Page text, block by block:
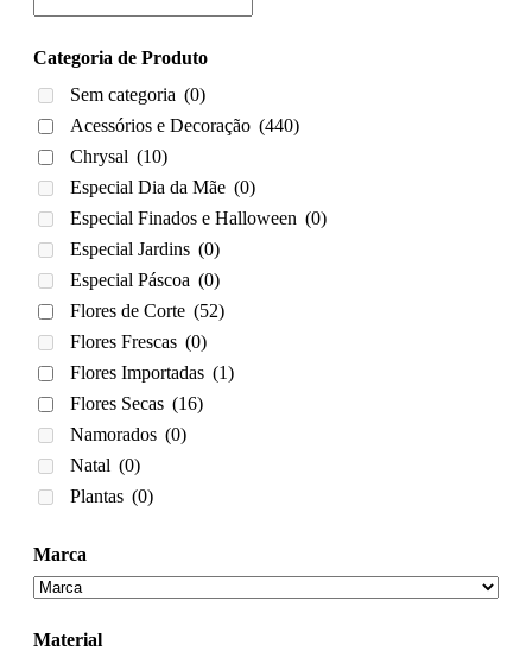
Categoria de Produto
Sem categoria (0)
Acessórios e Decoração (440)
Chrysal (10)
Especial Dia da Mãe (0)
Especial Finados e Halloween (0)
Especial Jardins (0)
Especial Páscoa (0)
Flores de Corte (52)
Flores Frescas (0)
Flores Importadas (1)
Flores Secas (16)
Namorados (0)
Natal (0)
Plantas (0)
Marca
Material